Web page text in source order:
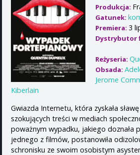
Produkcja:
Gatunek:
Premiera: 3
Dystrybutor
Reżyseria:
Obsada:
Jerome
Kiberlain
Gwiazda Internetu, która zyskała
szokujących treści w mediach
poważnym wypadku, jakiego doznała
jednego z filmów, postanowiła
schronisku ze swoim osobistym